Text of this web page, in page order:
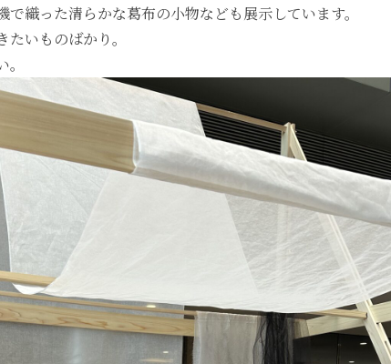
織った清らかな葛布の小物なども展示しています。
いものばかり。